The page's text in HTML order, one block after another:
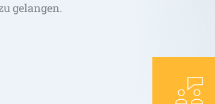
gelangen.